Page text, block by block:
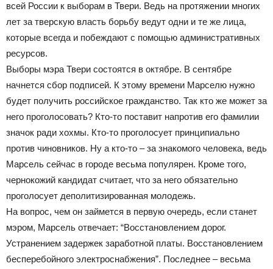
всей России к выборам в Твери. Ведь на протяжении многих
лет за тверскую власть борьбу ведут одни и те же лица,
которые всегда и побеждают с помощью административных
ресурсов.
Выборы мэра Твери состоятся в октябре. В сентябре
начнется сбор подписей. К этому времени Марселю нужно
будет получить российское гражданство. Так кто же может за
него проголосовать? Кто-то поставит напротив его фамилии
значок ради хохмы. Кто-то проголосует принципиально
против чиновников. Ну а кто-то – за знакомого человека, ведь
Марсель сейчас в городе весьма популярен. Кроме того,
чернокожий кандидат считает, что за него обязательно
проголосует деполитизированная молодежь.
На вопрос, чем он займется в первую очередь, если станет
мэром, Марсель отвечает: “Восстановлением дорог.
Устранением задержек заработной платы. Восстановлением
бесперебойного электроснабжения”. Последнее – весьма